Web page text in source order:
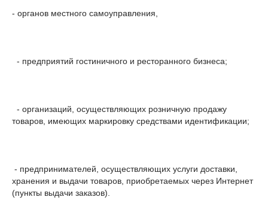
- органов местного самоуправления,
- предприятий гостиничного и ресторанного бизнеса;
- организаций, осуществляющих розничную продажу
товаров, имеющих маркировку средствами идентификации;
- предпринимателей, осуществляющих услуги доставки,
хранения и выдачи товаров, приобретаемых через Интернет
(пункты выдачи заказов).